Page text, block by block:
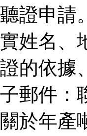
聽證申請
實姓名、
證的依據
子郵件：
關於年產